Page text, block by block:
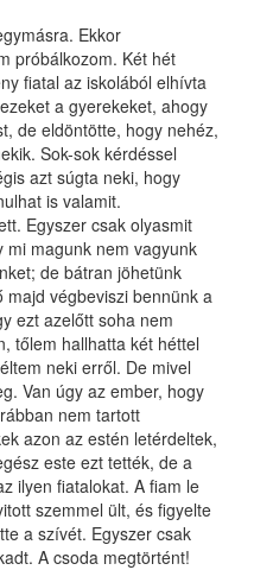
Ekkor
próbálkozom. Két hét
fiatal az iskolából elhívta
a gyerekeket, ahogy
de eldöntötte, hogy nehéz,
Sok-sok kérdéssel
azt súgta neki, hogy
is valamit.
Egyszer csak olyasmit
mi magunk nem vagyunk
de bátran jöhetünk
végbeviszi bennünk a
ezt azelőtt soha nem
tőlem hallhatta két héttel
neki erről. De mivel
Van úgy az ember, hogy
nem tartott
azon az estén letérdeltek,
este ezt tették, de a
ilyen fiatalokat. A fiam le
szemmel ült, és figyelte
a szívét. Egyszer csak
A csoda megtörtént!